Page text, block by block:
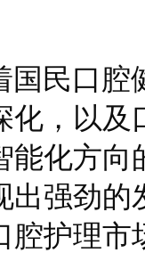
国民口腔
化，以及
能化方向
出强劲
腔护理市